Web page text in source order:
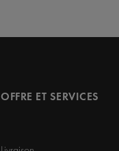
OFFRE ET SERVICES